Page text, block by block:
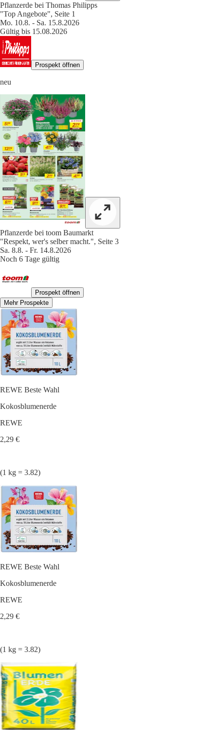
Pflanzerde bei Thomas Philipps
"Top Angebote", Seite 1
Mo. 10.8. - Sa. 15.8.2026
Gültig bis 15.08.2026
Prospekt öffnen
neu
Pflanzerde bei toom Baumarkt
"Respekt, wer's selber macht.", Seite 3
Sa. 8.8. - Fr. 14.8.2026
Noch 6 Tage gültig
Prospekt öffnen
Mehr Prospekte
REWE Beste Wahl
Kokosblumenerde
REWE
2,29 €
(1 kg = 3.82)
REWE Beste Wahl
Kokosblumenerde
REWE
2,29 €
(1 kg = 3.82)